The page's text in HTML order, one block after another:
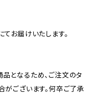
てお届けいたします。
となるため、ご注文のタ
がございます。何卒ご了承